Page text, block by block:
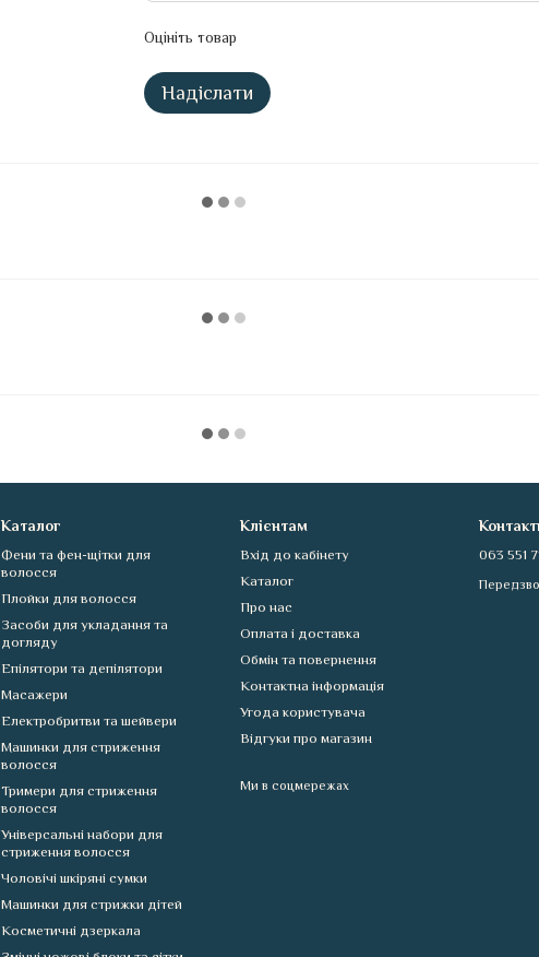
Оцініть товар
Надіслати
Каталог
Фени та фен-щітки для
волосся
Плойки для волосся
Засоби для укладання та
догляду
Епілятори та депілятори
Масажери
Електробритви та шейвери
Машинки для стриження
волосся
Тримери для стриження
волосся
Універсальні набори для
стриження волосся
Чоловічі шкіряні сумки
Машинки для стрижки дітей
Косметичні дзеркала
Клієнтам
Вхід до кабінету
Каталог
Про нас
Оплата і доставка
Обмін та повернення
Контактна інформація
Угода користувача
Відгуки про магазин
Ми в соцмережах
063 551